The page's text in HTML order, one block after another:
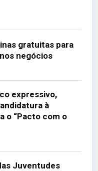
gratuitas para
negócios
expressivo,
à
o “Pacto com o
Juventudes